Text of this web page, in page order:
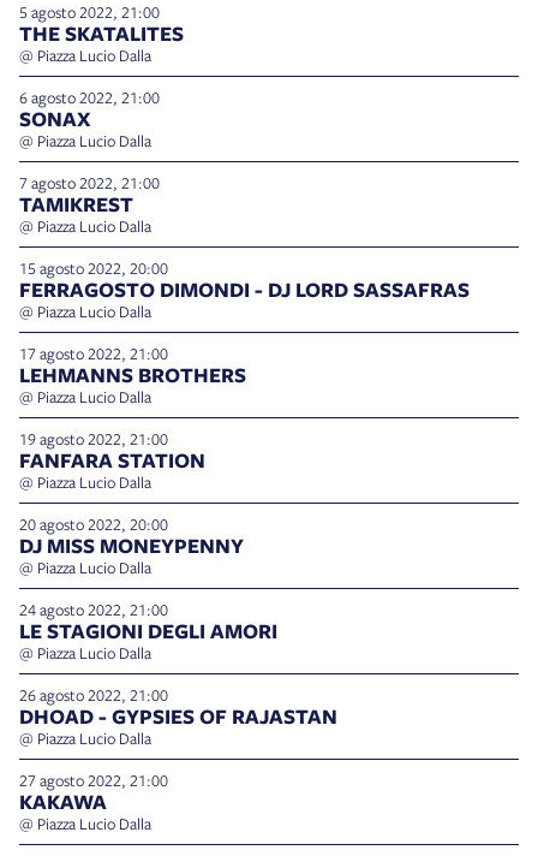
5 agosto 2022, 21:00
THE SKATALITES
@ Piazza Lucio Dalla
6 agosto 2022, 21:00
SONAX
@ Piazza Lucio Dalla
7 agosto 2022, 21:00
TAMIKREST
@ Piazza Lucio Dalla
15 agosto 2022, 20:00
FERRAGOSTO DIMONDI - DJ LORD SASSAFRAS
@ Piazza Lucio Dalla
17 agosto 2022, 21:00
LEHMANNS BROTHERS
@ Piazza Lucio Dalla
19 agosto 2022, 21:00
FANFARA STATION
@ Piazza Lucio Dalla
20 agosto 2022, 20:00
DJ MISS MONEYPENNY
@ Piazza Lucio Dalla
24 agosto 2022, 21:00
LE STAGIONI DEGLI AMORI
@ Piazza Lucio Dalla
26 agosto 2022, 21:00
DHOAD - GYPSIES OF RAJASTAN
@ Piazza Lucio Dalla
27 agosto 2022, 21:00
KAKAWA
@ Piazza Lucio Dalla